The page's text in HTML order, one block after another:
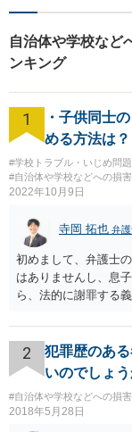
自治体や学校など
ンキング
1
・子供同士
める方法は？
#学校トラブル・いじめ問題
#自治体や学校などへの損
2022年10月9日
寺岡 拓也 弁
初めまして、弁護士
はありませんし、息
ら、法的に謝罪する
す。 子どもの専門相
かがでしょうか。
2
犯罪歴のあ
いのでしょう
#自治体や学校などへの損
2018年5月28日